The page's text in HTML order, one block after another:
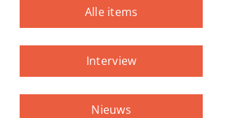
Alle items
Interview
Nieuws